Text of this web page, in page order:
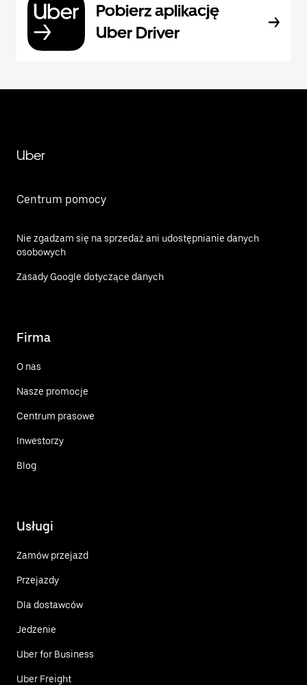
Pobierz aplikację
Uber Driver
Uber
Centrum pomocy
Nie zgadzam się na sprzedaż ani udostępnianie danych
osobowych
Zasady Google dotyczące danych
Firma
O nas
Nasze promocje
Centrum prasowe
Inwestorzy
Blog
Usługi
Zamów przejazd
Przejazdy
Dla dostawców
Jedzenie
Uber for Business
Uber Freight